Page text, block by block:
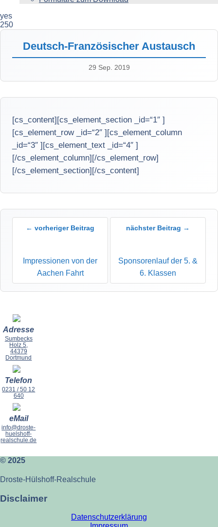
yes
250
Deutsch-Französischer Austausch
29 Sep. 2019
[cs_content][cs_element_section _id=“1″ ]
[cs_element_row _id=“2″ ][cs_element_column
_id=“3″ ][cs_element_text _id=“4″ ]
[/cs_element_column][/cs_element_row]
[/cs_element_section][/cs_content]
← vorheriger Beitrag
Impressionen von der
Aachen Fahrt
nächster Beitrag →
Sponsorenlauf der 5. &
6. Klassen
Adresse
Sumbecks
Holz 5,
44379
Dortmund
Telefon
0231 / 50 12
640
eMail
info@droste-
huelshoff-
realschule.de
© 2025
Droste-Hülshoff-Realschule
Disclaimer
Datenschutzerklärung